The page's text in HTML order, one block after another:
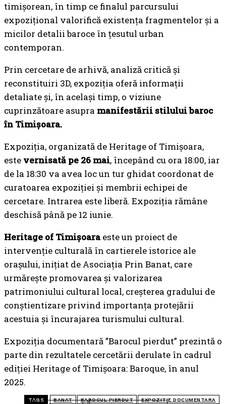
timișorean, în timp ce finalul parcursului
expozițional valorifică existența fragmentelor și a
micilor detalii baroce în țesutul urban
contemporan.
Prin cercetare de arhivă, analiză critică și
reconstituiri 3D, expoziția oferă informații
detaliate și, în același timp, o viziune
cuprinzătoare asupra manifestării stilului baroc
în Timișoara.
Expoziția, organizată de Heritage of Timișoara,
este vernisată pe 26 mai, începând cu ora 18:00, iar
de la 18:30 va avea loc un tur ghidat coordonat de
curatoarea expoziției și membrii echipei de
cercetare. Intrarea este liberă. Expoziția rămâne
deschisă până pe 12 iunie.
Heritage of Timișoaraeste un proiect de
intervenție culturală în cartierele istorice ale
orașului, inițiat de Asociația Prin Banat, care
urmărește promovarea și valorizarea
patrimoniului cultural local, creșterea gradului de
conștientizare privind importanța protejării
acestuia și încurajarea turismului cultural.
Expoziția documentară ”Barocul pierdut” prezintă o
parte din rezultatele cercetării derulate în cadrul
ediției Heritage of Timișoara: Baroque, în anul
2025.
TAGS BANAT BAROCUL PIERDUT
EXPOZITIE DOCUMENTARA